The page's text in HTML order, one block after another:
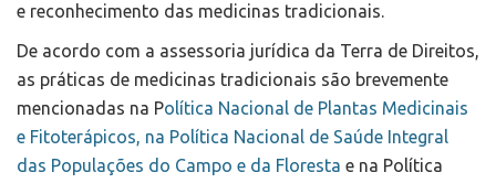
e reconhecimento das medicinas tradicionais.
De acordo com a assessoria jurídica da Terra de Direitos,
as práticas de medicinas tradicionais são brevemente
mencionadas na Política Nacional de Plantas Medicinais
e Fitoterápicos, na Política Nacional de Saúde Integral
das Populações do Campo e da Floresta e na Política